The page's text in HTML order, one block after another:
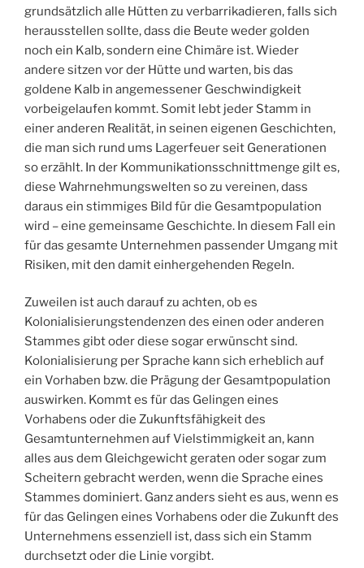
grundsätzlich alle Hütten zu verbarrikadieren, falls sich
herausstellen sollte, dass die Beute weder golden
noch ein Kalb, sondern eine Chimäre ist. Wieder
andere sitzen vor der Hütte und warten, bis das
goldene Kalb in angemessener Geschwindigkeit
vorbeigelaufen kommt. Somit lebt jeder Stamm in
einer anderen Realität, in seinen eigenen Geschichten,
die man sich rund ums Lagerfeuer seit Generationen
so erzählt. In der Kommunikationsschnittmenge gilt es,
diese Wahrnehmungswelten so zu vereinen, dass
daraus ein stimmiges Bild für die Gesamtpopulation
wird – eine gemeinsame Geschichte. In diesem Fall ein
für das gesamte Unternehmen passender Umgang mit
Risiken, mit den damit einhergehenden Regeln.
Zuweilen ist auch darauf zu achten, ob es
Kolonialisierungstendenzen des einen oder anderen
Stammes gibt oder diese sogar erwünscht sind.
Kolonialisierung per Sprache kann sich erheblich auf
ein Vorhaben bzw. die Prägung der Gesamtpopulation
auswirken. Kommt es für das Gelingen eines
Vorhabens oder die Zukunftsfähigkeit des
Gesamtunternehmen auf Vielstimmigkeit an, kann
alles aus dem Gleichgewicht geraten oder sogar zum
Scheitern gebracht werden, wenn die Sprache eines
Stammes dominiert. Ganz anders sieht es aus, wenn es
für das Gelingen eines Vorhabens oder die Zukunft des
Unternehmens essenziell ist, dass sich ein Stamm
durchsetzt oder die Linie vorgibt.